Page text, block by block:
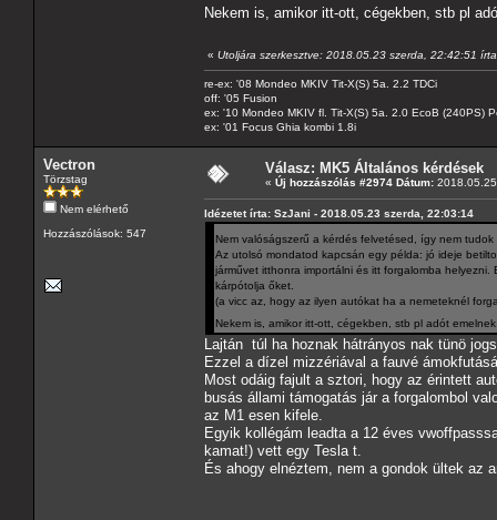
Nekem is, amikor itt-ott, cégekben, stb pl
« Utoljára szerkesztve: 2018.05.23 szerda, 22:42:51
re-ex: '08 Mondeo MKIV Tit-X(S) 5a. 2.2 TDCi
off: '05 Fusion
ex: '10 Mondeo MKIV fl. Tit-X(S) 5a. 2.0 EcoB (240PS)
ex: '01 Focus Ghia kombi 1.8i
Vectron
Törzstag
Nem elérhető
Hozzászólások: 547
Válasz: MK5 Általános kérdések
« Új hozzászólás #2974 Dátum:
Idézetet írta: SzJani - 2018.05.23 szerda, 22:03:14
Nem valóságszerű a kérdés felvetésed, így nem
Az utolsó mondatod kapcsán egy példa: jó ideje
járművet itthonra importálni és itt forgalomba
kárpótolja őket.
(a vicc az, hogy az ilyen autókat ha a nemeteknél
Nekem is, amikor itt-ott, cégekben, stb pl adót
Lajtán túl ha hoznak hátrányos nak tünö
Ezzel a dízel mizzériával a fauvé
Most odáig fajult a sztori, hogy az érintett
busás állami támogatás jár a forgalombol
az M1 esen kifele.
Egyik kollégám leadta a 12 éves
kamat!) vett egy Tesla t.
És ahogy elnéztem, nem a gondok ültek az